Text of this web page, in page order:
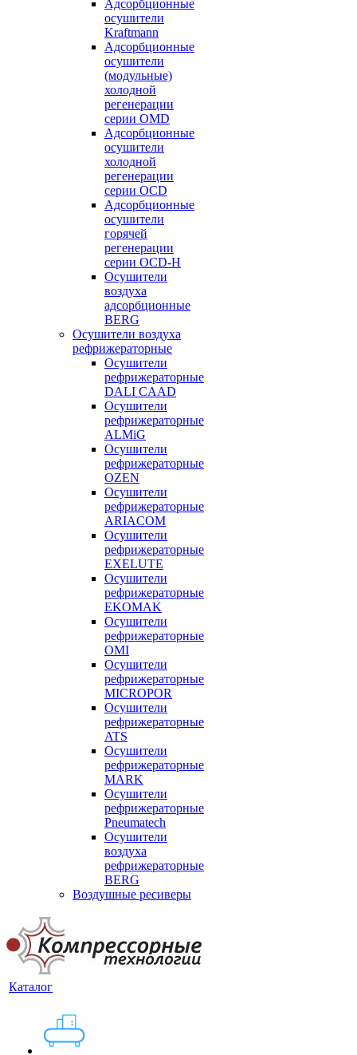
Адсорбционные
осушители
Kraftmann
Адсорбционные
осушители
(модульные)
холодной
регенерации
серии OMD
Адсорбционные
осушители
холодной
регенерации
серии OCD
Адсорбционные
осушители
горячей
регенерации
серии OСD-H
Осушители
воздуха
адсорбционные
BERG
Осушители воздуха
рефрижераторные
Осушители
рефрижераторные
DALI CAAD
Осушители
рефрижераторные
ALMiG
Осушители
рефрижераторные
OZEN
Осушители
рефрижераторные
ARIACOM
Осушители
рефрижераторные
EXELUTE
Осушители
рефрижераторные
EKOMAK
Осушители
рефрижераторные
OMI
Осушители
рефрижераторные
MICROPOR
Осушители
рефрижераторные
ATS
Осушители
рефрижераторные
MARK
Осушители
рефрижераторные
Pneumatech
Осушители
воздуха
рефрижераторные
BERG
Воздушные ресиверы
Каталог